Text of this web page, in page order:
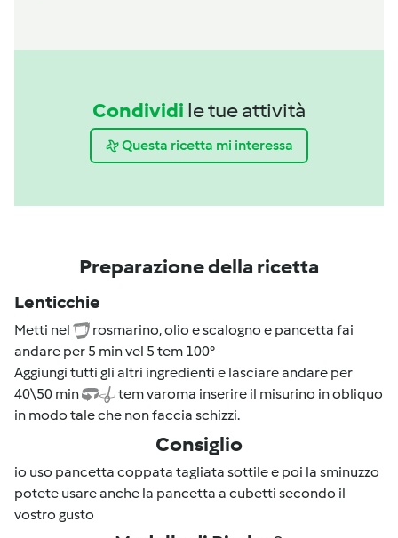
Condividi le tue attività
Questa ricetta mi interessa
Preparazione della ricetta
Lenticchie
Metti nel
rosmarino, olio e scalogno e pancetta fai
andare per 5 min vel 5 tem 100°
Aggiungi tutti gli altri ingredienti e lasciare andare per
40\50 min
tem varoma inserire il misurino in obliquo
in modo tale che non faccia schizzi.
Consiglio
io uso pancetta coppata tagliata sottile e poi la sminuzzo
potete usare anche la pancetta a cubetti secondo il
vostro gusto